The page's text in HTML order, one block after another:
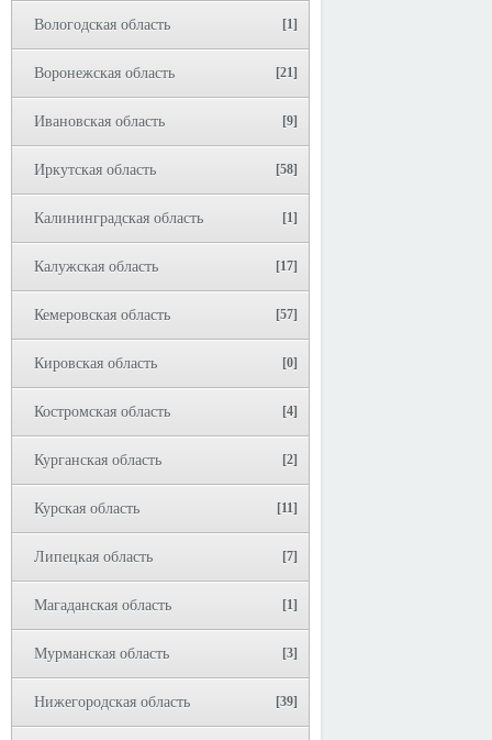
Вологодская область [1]
Воронежская область [21]
Ивановская область [9]
Иркутская область [58]
Калининградская область [1]
Калужская область [17]
Кемеровская область [57]
Кировская область [0]
Костромская область [4]
Курганская область [2]
Курская область [11]
Липецкая область [7]
Магаданская область [1]
Мурманская область [3]
Нижегородская область [39]